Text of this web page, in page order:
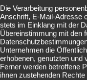
Die Verarbeitung
Anschrift, E-Mail-Adresse
stets im Einklang mit der
Übereinstimmung mit den
Unternehmen die
erhobenen, genutzten und
Ferner werden betroffene
ihnen zustehenden Rechte